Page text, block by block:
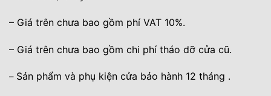
– Giá trên chưa bao gồm phí VAT 10%.
– Giá trên chưa bao gồm chi phí tháo dỡ cửa cũ.
– Sản phẩm và phụ kiện cửa bảo hành 12 tháng .